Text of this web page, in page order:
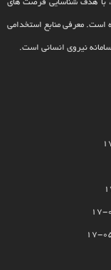
با هدف شناسایی فرصت های
است. معرفی منابع استخدامی
نیروی انسانی است.